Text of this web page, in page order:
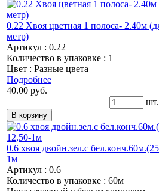
0.22 Хвоя цветная 1 полоса- 2.40м
метр)
Артикул : 0.22
Количество в упаковке : 1
Цвет : Разные цвета
Подробнее
40.00 руб.
шт.
0.6 хвоя двойн.зел.с
1м
Артикул : 0.6
Количество в упаковке : 60м